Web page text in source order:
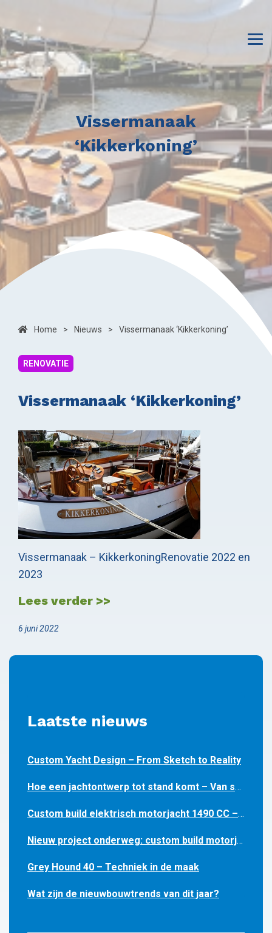
Vissermanaak
‘Kikkerkoning’
Home > Nieuws > Vissermanaak ‘Kikkerkoning’
RENOVATIE
Vissermanaak ‘Kikkerkoning’
Vissermanaak – KikkerkoningRenovatie 2022 en
2023
Lees verder >>
6 juni 2022
Laatste nieuws
Custom Yacht Design – From Sketch to Reality
Hoe een jachtontwerp tot stand komt – Van schets tot realiteit *
Custom build elektrisch motorjacht 1490 CC – voormontage gestart
Nieuw project onderweg: custom build motorjacht 1490 CC
Grey Hound 40 – Techniek in de maak
Wat zijn de nieuwbouwtrends van dit jaar?